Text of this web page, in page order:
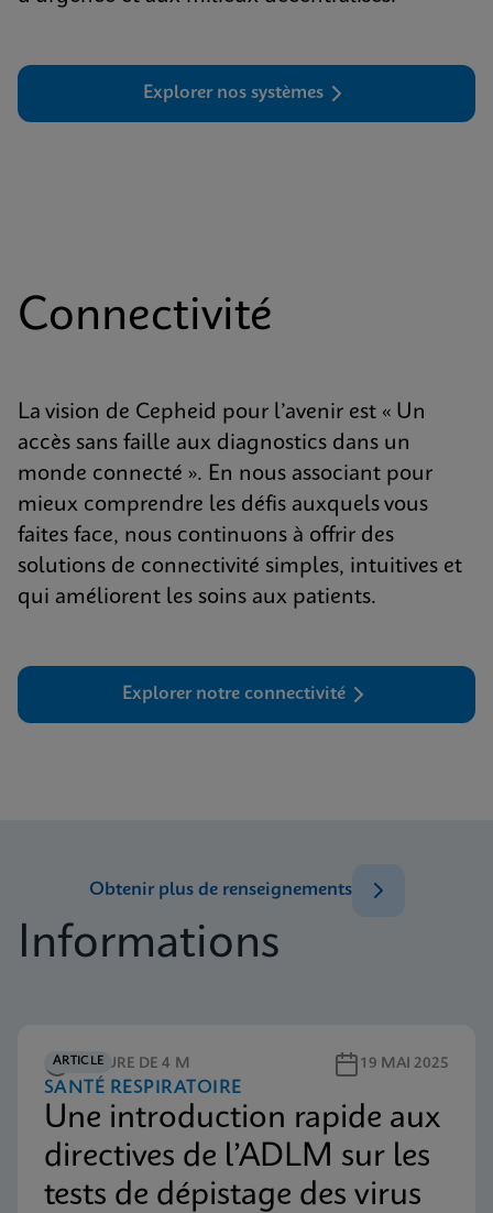
Explorer nos systèmes
Connectivité
La vision de Cepheid pour l’avenir est « Un
accès sans faille aux diagnostics dans un
monde connecté ». En nous associant pour
mieux comprendre les défis auxquels vous
faites face, nous continuons à offrir des
solutions de connectivité simples, intuitives et
qui améliorent les soins aux patients.
Explorer notre connectivité
Informations
Obtenir plus de renseignements
ARTICLE
LECTURE DE 4 M 19 MAI 2025
SANTÉ RESPIRATOIRE
Une introduction rapide aux
directives de l’ADLM sur les
tests de dépistage des virus